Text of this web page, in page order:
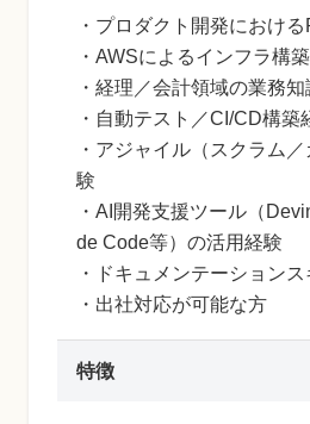
・プロダクト開発におけ
・AWSによるインフラ構
・経理／会計領域の業務知
・自動テスト／CI/CD構築
・アジャイル（スクラム
験
・AI開発支援ツール（
de Code等）の活用経験
・ドキュメンテーション
・出社対応が可能な方
特徴